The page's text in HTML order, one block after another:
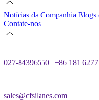
Notícias da Companhia Blogs
Contate-nos
027-84396550 | +86 181
sales@cfsilanes.com